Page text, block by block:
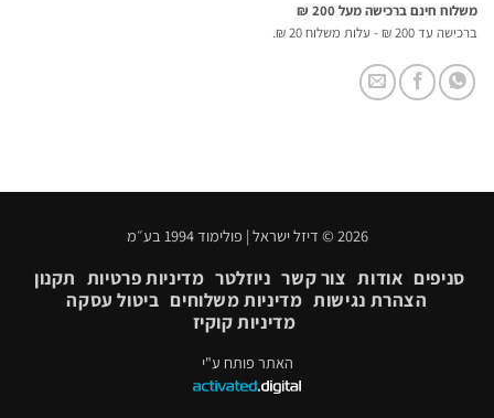
משלוח חינם ברכישה מעל 200 ₪
ברכישה עד 200 ₪ - עלות משלוח 20 ₪.
2026 © דיזל ישראל | פולימוד 1994 בע״מ
סניפים אודות צור קשר ניוזלטר מדיניות פרטיות תקנון
הצהרת נגישות מדיניות משלוחים ביטול עסקה
מדיניות קוקיז
האתר פותח ע"י